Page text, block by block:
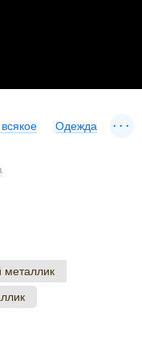
Одежда ...
металлик